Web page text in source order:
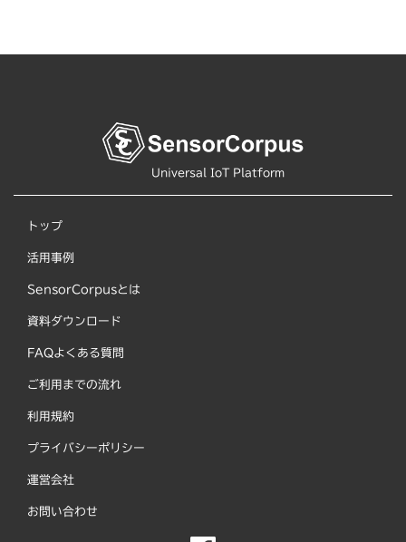
Universal IoT Platform
トップ
活用事例
SensorCorpusとは
資料ダウンロード
FAQよくある質問
ご利用までの流れ
利用規約
プライバシーポリシー
運営会社
お問い合わせ